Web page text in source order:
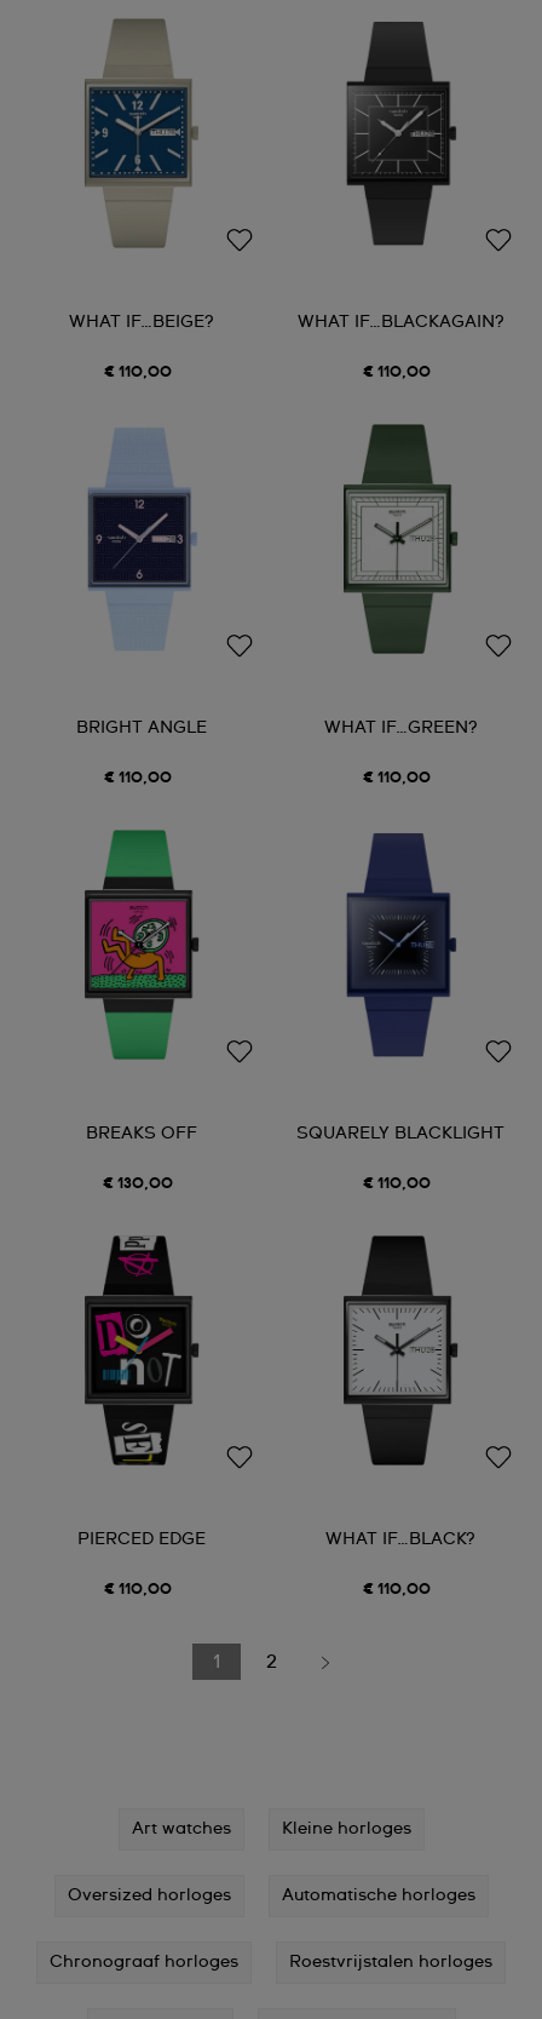
WHAT IF…BEIGE?
€ 110,00
WHAT IF…BLACKAGAIN?
€ 110,00
BRIGHT ANGLE
€ 110,00
WHAT IF…GREEN?
€ 110,00
BREAKS OFF
€ 130,00
SQUARELY BLACKLIGHT
€ 110,00
PIERCED EDGE
€ 110,00
WHAT IF…BLACK?
€ 110,00
1 2
Art watches Kleine horloges
Oversized horloges Automatische horloges
Chronograaf horloges Roestvrijstalen horloges